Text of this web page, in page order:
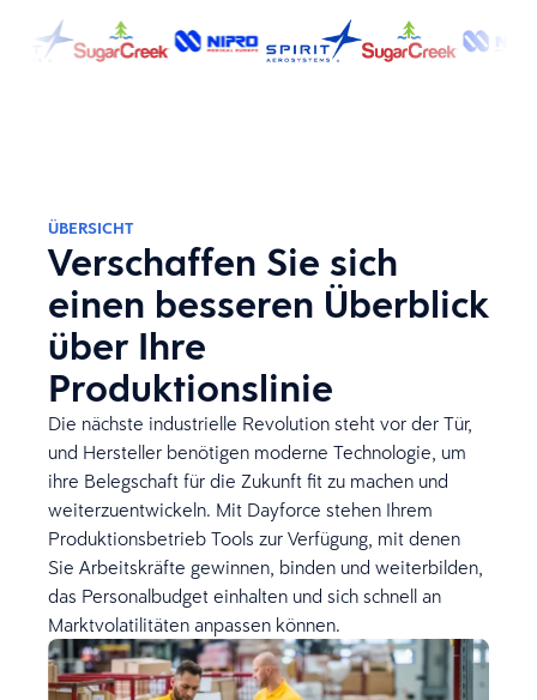
ÜBERSICHT
Verschaffen Sie sich
einen besseren Überblick
über Ihre
Produktionslinie
Die nächste industrielle Revolution steht vor der Tür,
und Hersteller benötigen moderne Technologie, um
ihre Belegschaft für die Zukunft fit zu machen und
weiterzuentwickeln. Mit Dayforce stehen Ihrem
Produktionsbetrieb Tools zur Verfügung, mit denen
Sie Arbeitskräfte gewinnen, binden und weiterbilden,
das Personalbudget einhalten und sich schnell an
Marktvolatilitäten anpassen können.